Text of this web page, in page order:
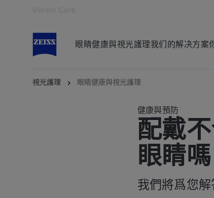
眼睛健康與視光護理我们的解决方案
視光護理 眼睛健康與視光護理
健康與預防
配戴
眼睛嗎
我們將爲您